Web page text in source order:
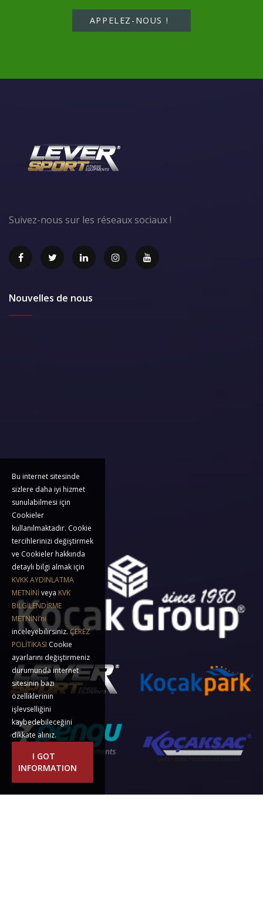
APPELEZ-NOUS !
Suivez-nous sur les réseaux sociaux !
Nouvelles de nous
11 janv. 2024
Bu internet sitesinde
sizlere daha iyi hizmet
sunulabilmesi için
Cookieler
kullanılmaktadır. Cookie
tercihlerinizi değiştirmek
ve Cookieler hakkında
detaylı bilgi almak için
KVKK AYDINLATMA
METNİNİveya KVK
BİLGİLENDİRME
METNİNİ’ni
inceleyebilirsiniz.ÇEREZ
POLİTİKASI Cookie
ayarlarını değiştirmeniz
durumunda internet
sitesinin bazı
özelliklerinin
işlevselliğini
kaybedebileceğini
dikkate alınız.
I GOT
INFORMATION